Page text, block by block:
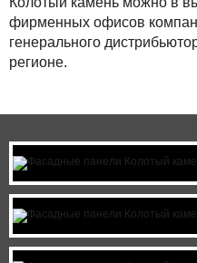
фирменных офисов
генерального
регионе.